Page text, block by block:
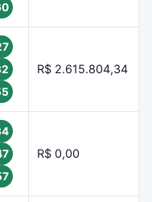
R$ 2.615.804,34
R$ 0,00